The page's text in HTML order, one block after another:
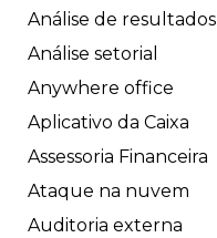
Análise de resultados
Análise setorial
Anywhere office
Aplicativo da Caixa
Assessoria Financeira
Ataque na nuvem
Auditoria externa